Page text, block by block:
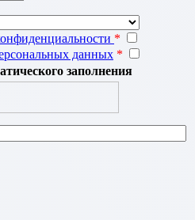
*
данных *
заполнения